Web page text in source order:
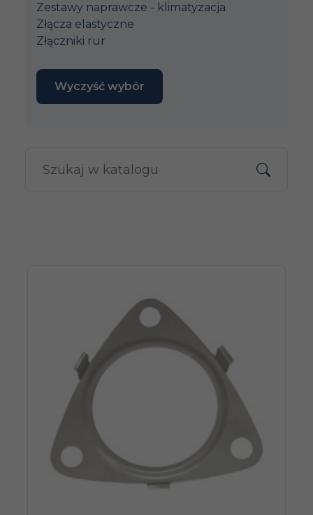
Zestawy naprawcze - klimatyzacja
Złącza elastyczne
Złączniki rur
Wyczyść wybór